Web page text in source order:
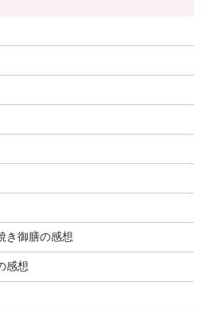
き御膳の感想
感想